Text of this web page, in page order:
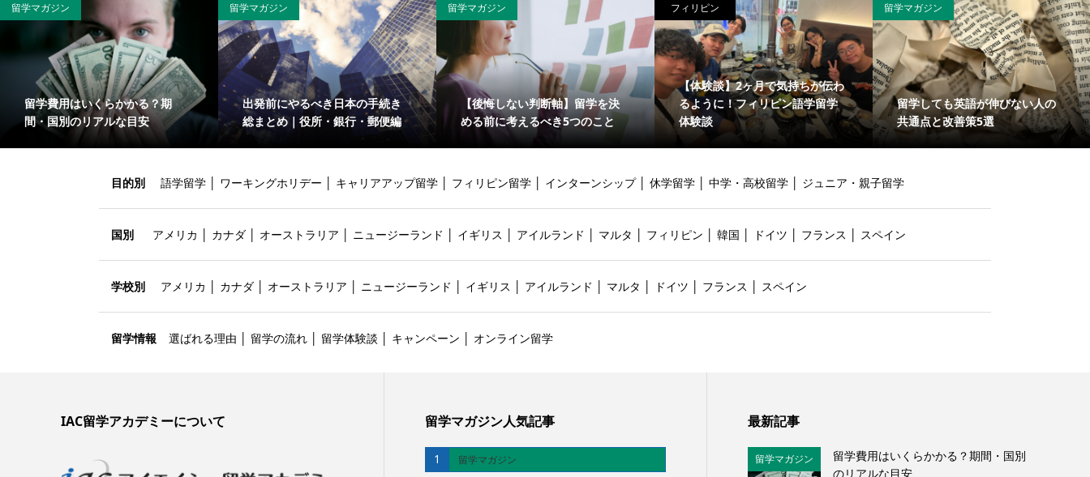
留学マガジン
留学費用はいくらかかる？期
間・国別のリアルな目安
留学マガジン
出発前にやるべき日本の手続き
総まとめ｜役所・銀行・郵便編
留学マガジン
【後悔しない判断軸】留学を決
める前に考えるべき5つのこと
フィリピン
【体験談】2ヶ月で気持ちが伝わ
るように！フィリピン語学留学
体験談
留学マガジン
留学しても英語が伸びない人の
共通点と改善策5選
目的別 語学留学 ワーキングホリデー キャリアアップ留学 フィリピン留学 インターンシップ│ 休学留学 中学・高校留学 ジュニア・親子留学
国別 アメリカ カナダ オーストラリア ニュージーランド イギリス アイルランド マルタ フィリピン 韓国 ドイツ フランス スペイン
学校別 アメリカ カナダ オーストラリア ニュージーランド イギリス アイルランド マルタ ドイツ フランス スペイン
留学情報 選ばれる理由 留学の流れ 留学体験談 キャンペーン オンライン留学
IAC留学アカデミーについて 留学マガジン人気記事
1 留学マガジン
最新記事
留学マガジン
留学費用はいくらかかる？期間・国別
のリアルな目安